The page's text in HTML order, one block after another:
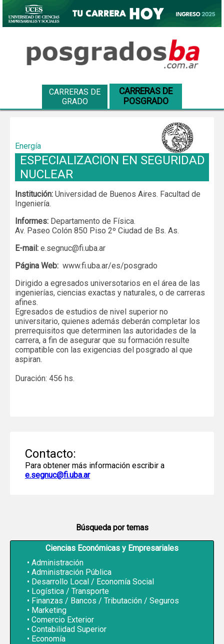
CARRERAS DE
GRADO
CARRERAS DE
POSGRADO
Búsqueda por temas
Ciencias Económicas y Empresariales
Administración
Administración Pública
Desarrollo Local / Economía Social
Logística / Transporte
Finanzas / Bancos / Tributación / Seguros
Marketing
Comercio Exterior
Contabilidad Superior
Economía
Energía
ESPECIALIZACION EN SEGURIDAD
NUCLEAR
Institución: Universidad de Buenos Aires. Facultad de
Ingeniería.
Informes: Departamento de Física.
Av. Paseo Colón 850 Piso 2º Ciudad de Bs. As.
E-mail: e.segnuc@fi.uba.ar
Página Web: www.fi.uba.ar/es/posgrado
Dirigido a egresados universotarios en el área de las
ingenierías, ciencias exactas y naturales, o de carreras
afines.
Egresados de estudios de nivel superior no
universitario, quienes además deberán completar los
prerrequisitos que determinen las autoridades de la
carrera, a fin de asegurar que su formación resulte
compatible con las exigencias del posgrado al que
aspiran.
Duración: 456 hs.
Contacto:
Para obtener más información escribir a
e.segnuc@fi.uba.ar